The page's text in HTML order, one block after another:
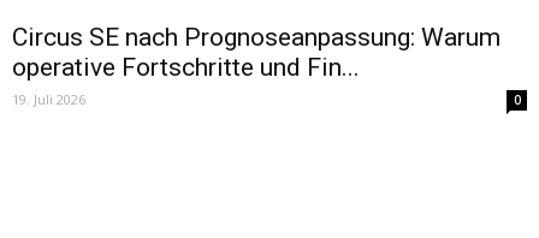
Circus SE nach Prognoseanpassung: Warum
operative Fortschritte und Fin...
19. Juli 2026 0